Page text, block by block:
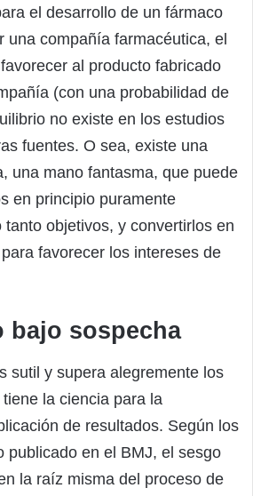
el desarrollo de un fármaco
una compañía farmacéutica, el
al producto fabricado
(con una probabilidad de
no existe en los estudios
fuentes. O sea, existe una
una mano fantasma, que puede
en principio puramente
objetivos, y convertirlos en
favorecer los intereses de
bajo sospecha
sutil y supera alegremente los
la ciencia para la
de resultados. Según los
publicado en el BMJ, el sesgo
la raíz misma del proceso de